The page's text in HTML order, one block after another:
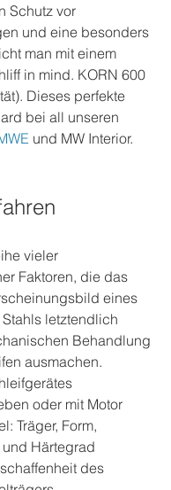
Schutz vor
und eine besonders
man mit einem
in mind. KORN 600
Dieses perfekte
bei all unseren
und MW Interior.
vieler
Faktoren, die das
eines
letztendlich
Behandlung
ausmachen.
oder mit Motor
Träger, Form,
Härtegrad
des